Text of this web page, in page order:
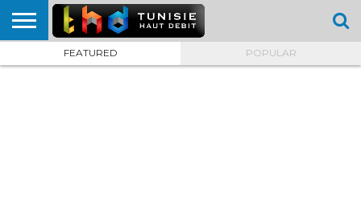
HOME
L’ACTUTHD
EN
PODCASTS
TEST
COMPARATIF
CARTE DE
CONTACT
FEATURED POPULAR